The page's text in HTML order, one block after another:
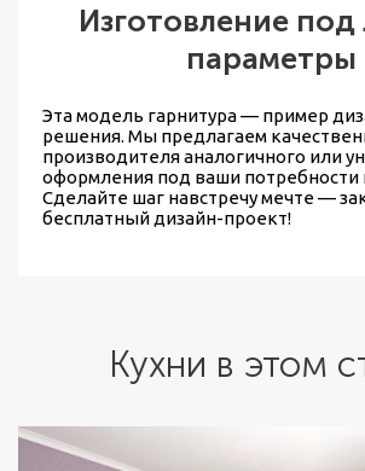
Изготовление
параметры
Эта модель гарнитура — пример
решения. Мы предлагаем
производителяаналогичного или
оформления под ваши потребности
Сделайте шаг навстречу мечте —
бесплатный дизайн-проект!
Кухни в этом